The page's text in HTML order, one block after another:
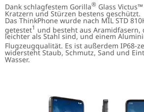
Dank schlagfestem Gorilla® Glass
Kratzern und Stürzen bestens geschützt.
Das ThinkPhone wurde nach MIL STD
getestet1 und besteht aus Aramidfasern,
leichter als Stahl sind, und einem
Flugzeugqualität. Es ist außerdem IP68-
widersteht Staub, Schmutz, Sand und
Wasser.